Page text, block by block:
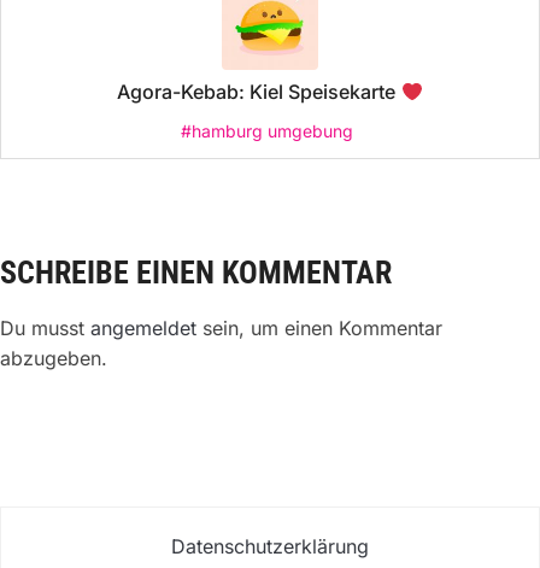
Agora-Kebab: Kiel Speisekarte
#hamburg umgebung
SCHREIBE EINEN KOMMENTAR
Du musst angemeldet sein, um einen Kommentar
abzugeben.
Datenschutzerklärung